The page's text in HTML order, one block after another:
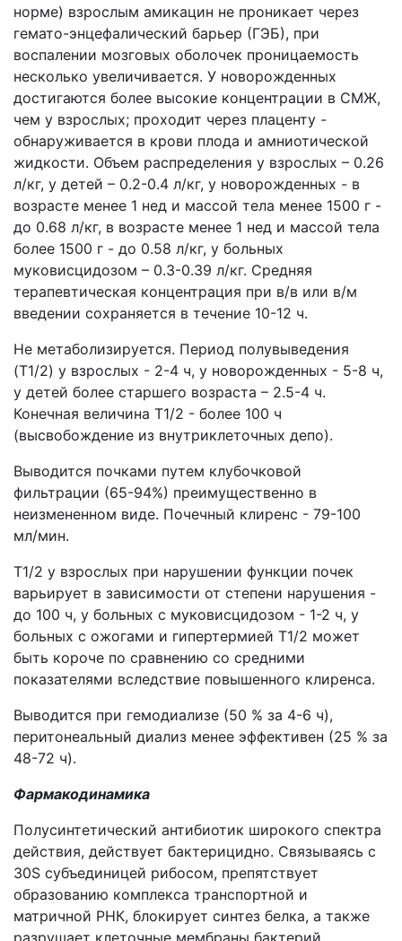
норме) взрослым амикацин не проникает через
гемато-энцефалический барьер (ГЭБ), при
воспалении мозговых оболочек проницаемость
несколько увеличивается. У новорожденных
достигаются более высокие концентрации в СМЖ,
чем у взрослых; проходит через плаценту -
обнаруживается в крови плода и амниотической
жидкости. Объем распределения у взрослых – 0.26
л/кг, у детей – 0.2-0.4 л/кг, у новорожденных - в
возрасте менее 1 нед и массой тела менее 1500 г -
до 0.68 л/кг, в возрасте менее 1 нед и массой тела
более 1500 г - до 0.58 л/кг, у больных
муковисцидозом – 0.3-0.39 л/кг. Средняя
терапевтическая концентрация при в/в или в/м
введении сохраняется в течение 10-12 ч.
Не метаболизируется. Период полувыведения
(T1/2) у взрослых - 2-4 ч, у новорожденных - 5-8 ч,
у детей более старшего возраста – 2.5-4 ч.
Конечная величина T1/2 - более 100 ч
(высвобождение из внутриклеточных депо).
Выводится почками путем клубочковой
фильтрации (65-94%) преимущественно в
неизмененном виде. Почечный клиренс - 79-100
мл/мин.
T1/2 у взрослых при нарушении функции почек
варьирует в зависимости от степени нарушения -
до 100 ч, у больных с муковисцидозом - 1-2 ч, у
больных с ожогами и гипертермией T1/2 может
быть короче по сравнению со средними
показателями вследствие повышенного клиренса.
Выводится при гемодиализе (50 % за 4-6 ч),
перитонеальный диализ менее эффективен (25 % за
48-72 ч).
Фармакодинамика
Полусинтетический антибиотик широкого спектра
действия, действует бактерицидно. Связываясь с
30S субъединицей рибосом, препятствует
образованию комплекса транспортной и
матричной РНК, блокирует синтез белка, а также
разрушает клеточные мембраны бактерий.